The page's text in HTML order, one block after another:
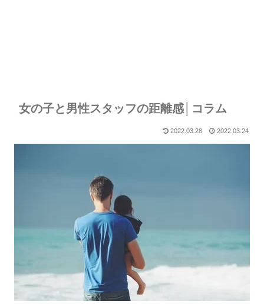
女の子と男性スタッフの距離感│コラム
2022.03.28 2022.03.24